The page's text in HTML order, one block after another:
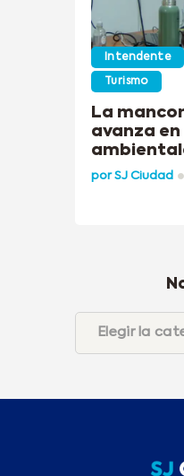
Intendente
Turismo
La
avanza
porSJ Ciudad